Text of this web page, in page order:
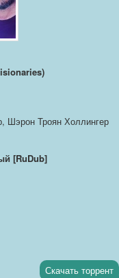
Шэрон Троян Холлингер
[RuDub]
Скачать торрент